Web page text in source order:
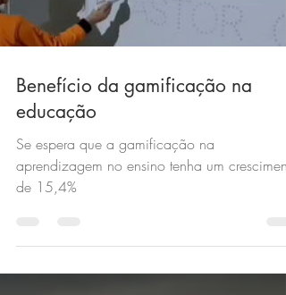
Benefício da gamificação na
educação
Se espera que a gamificação na
aprendizagem no ensino tenha um
de 15,4%